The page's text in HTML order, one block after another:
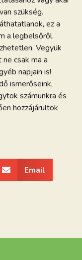
szükség.
ez a
a legbelsőről.
Vegyük
csak ma a
napjain is!
ismerőseink,
számunkra és
hozzájárultok
Email